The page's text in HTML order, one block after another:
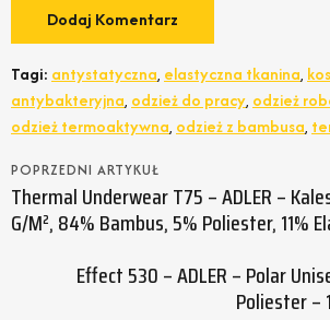
Tagi: antystatyczna, elastyczna tkanina,
antybakteryjna, odzież do pracy, odzież
odzież termoaktywna, odzież z bambusa,
POPRZEDNI ARTYKUŁ
Thermal Underwear T75 – ADLER –
G/m², 84% Bambus, 5% Poliester, 11%
Effect 530 – ADLER – Polar
Poliester –